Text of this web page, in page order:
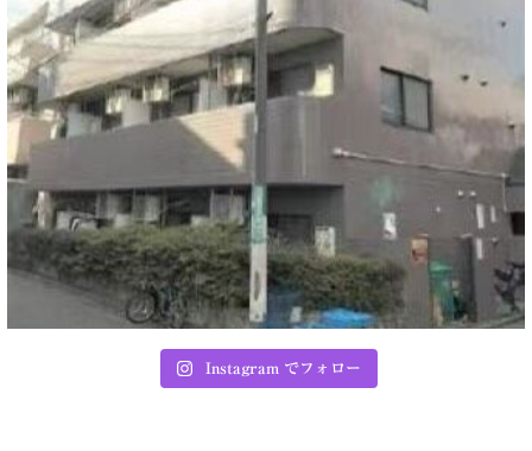
Instagram でフォロー